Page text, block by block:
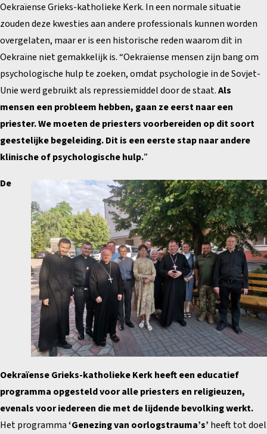
Oekraïense Grieks-katholieke Kerk. In een normale situatie
zouden deze kwesties aan andere professionals kunnen worden
overgelaten, maar er is een historische reden waarom dit in
Oekraïne niet gemakkelijk is. “Oekraïense mensen zijn bang om
psychologische hulp te zoeken, omdat psychologie in de Sovjet-
Unie werd gebruikt als repressiemiddel door de staat.Als
mensen een probleem hebben, gaan ze eerst naar een
priester. We moeten de priesters voorbereiden op dit soort
geestelijke begeleiding. Dit is een eerste stap naar andere
klinische of psychologische hulp.”
De
Oekraïense Grieks-katholieke Kerk heeft een educatief
programma opgesteld voor alle priesters en religieuzen,
evenals voor iedereen die met de lijdende bevolking werkt.
Het programma‘Genezing van oorlogstrauma’s’ heeft tot doel